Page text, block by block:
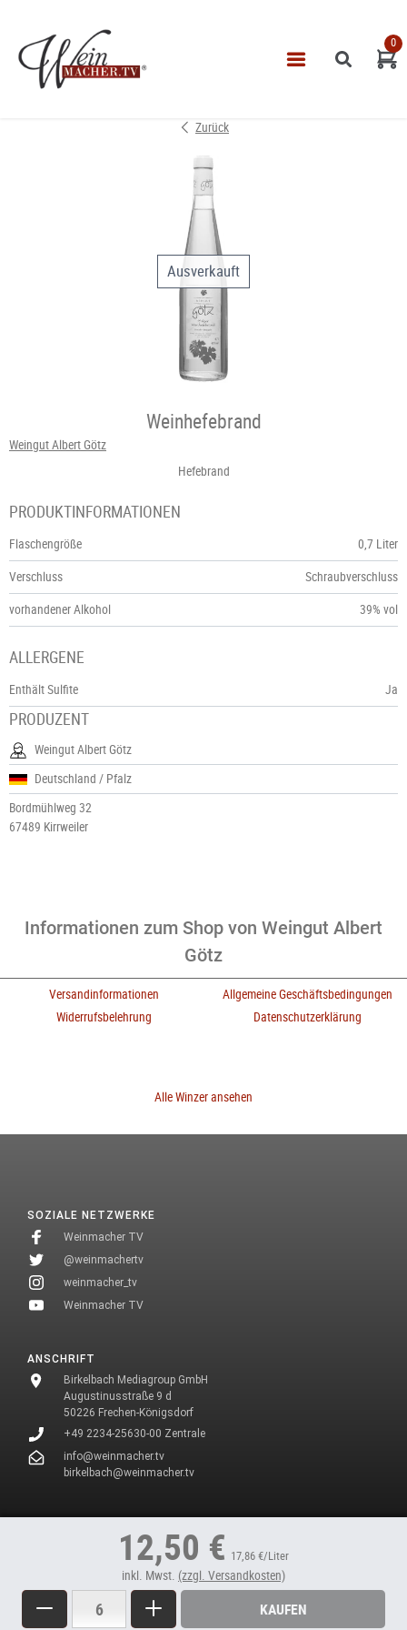
VINOTHEK
LEISTUNGEN
IMPRESSUM
0
Zurück
Ausverkauft
Weinhefebrand
Weingut Albert Götz
Hefebrand
PRODUKTINFORMATIONEN
Flaschengröße
0,7 Liter
Verschluss
Schraubverschluss
vorhandener Alkohol
39% vol
ALLERGENE
Enthält Sulfite Ja
12,50 € 17,86 €/Liter
inkl. Mwst. (zzgl. Versandkosten)
Weniger KAUFEN
PRODUZENT
Weingut Albert Götz
Deutschland / Pfalz
Bordmühlweg 32
67489 Kirrweiler
Informationen zum Shop von Weingut Albert
Götz
Versandinformationen
Allgemeine Geschäftsbedingungen
Widerrufsbelehrung
Datenschutzerklärung
Alle Winzer ansehen
ANSCHRIFT
Birkelbach Mediagroup GmbH
Augustinusstraße 9 d
50226 Frechen-Königsdorf
+49 2234-25630-00 Zentrale
info@weinmacher.tv
birkelbach@weinmacher.tv
Personenbezeichnungen die männliche Form.
SOZIALE NETZWERKE
Weinmacher TV
@weinmachertv
weinmacher_tv
Weinmacher TV